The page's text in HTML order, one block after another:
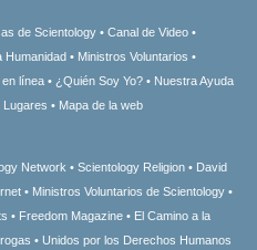
de Scientology
Canal de Video
Humanidad
Ministros Voluntarios
línea ¿Quién Soy Yo?
Nuestra Ayuda
Lugares Mapa de la web
Network Scientology Religion
David
Ministros Voluntarios de Scientology
Freedom Magazine
El Camino a la
Unidos por los Derechos Humanos